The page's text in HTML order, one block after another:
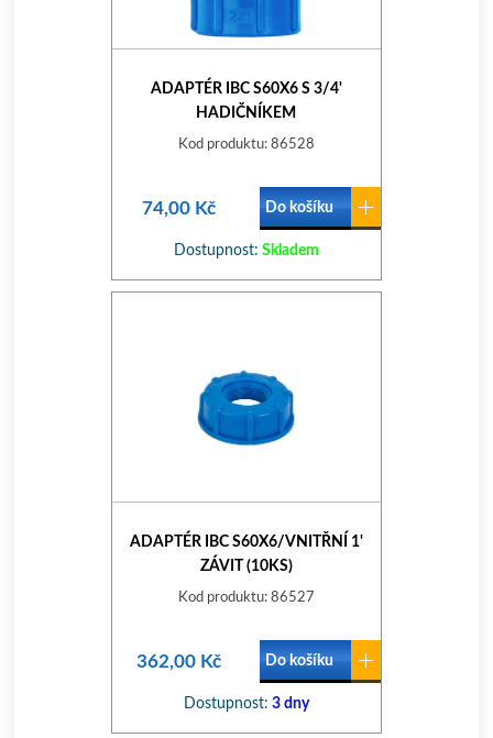
ADAPTÉR IBC S60X6 S 3/4'
HADIČNÍKEM
Kod produktu: 86528
74,00 Kč Do košíku
Dostupnost: Skladem
ADAPTÉR IBC S60X6/VNITŘNÍ 1'
ZÁVIT (10KS)
Kod produktu: 86527
362,00 Kč Do košíku
Dostupnost: 3 dny